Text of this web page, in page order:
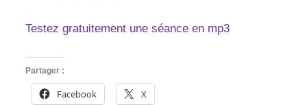
Testez gratuitement une séance en mp3
Partager :
Facebook X